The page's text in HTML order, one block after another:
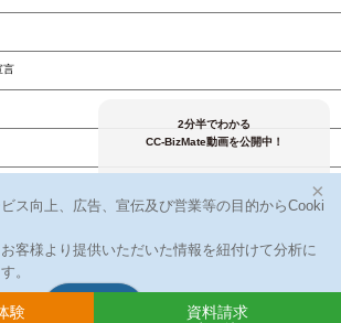
言
2分半でわかる
CC-BizMate動画を公開中！
験
資料請求
ス向上、広告、宣伝及び営業等の目的からCooki
客様より提供いただいた情報を紐付けて分析に
。
×